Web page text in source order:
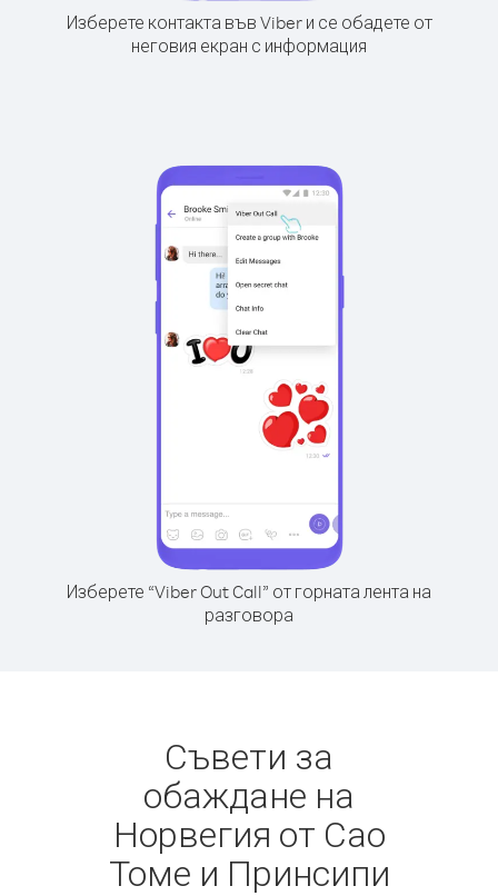
Изберете контакта във Viber и се обадете от
неговия екран с информация
Изберете “Viber Out Call” от горната лента на
разговора
Съвети за
обаждане на
Норвегия от Сао
Томе и Принсипи